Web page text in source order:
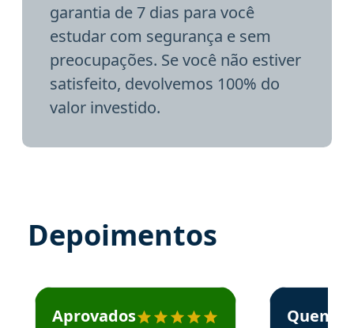
garantia de 7 dias para você
estudar com segurança e sem
preocupações. Se você não estiver
satisfeito, devolvemos 100% do
valor investido.
Depoimentos
Estudante José recomenda o Aprova Concursos em
Aprovados
Estudante
Quem